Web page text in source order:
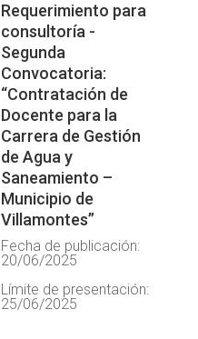
Requerimiento para
consultoría -
Segunda
Convocatoria:
“Contratación de
Docente para la
Carrera de Gestión
de Agua y
Saneamiento –
Municipio de
Villamontes”
Fecha de publicación:
20/06/2025
Límite de presentación:
25/06/2025